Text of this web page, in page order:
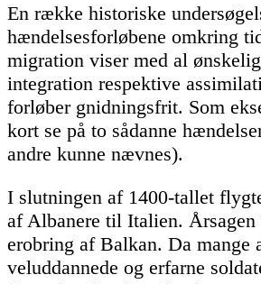
En række historiske
hændelsesforløbene omkring
migration viser med al
integration respektive
forløber gnidningsfrit. Som
kort se på to sådanne
andre kunne nævnes).
I slutningen af 1400-tallet
af Albanere til Italien. Årsagen
erobring af Balkan. Da mange
veluddannede og erfarne